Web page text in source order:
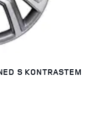
S KONTRASTEM